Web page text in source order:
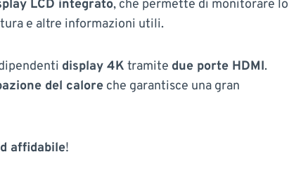
LCD integrato, che permette di monitorare lo
e altre informazioni utili.
display 4K tramite due porte HDMI.
del calore che garantisce una gran
affidabile!